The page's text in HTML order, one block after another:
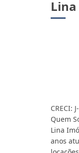
CRECI:
Quem
Lina
anos